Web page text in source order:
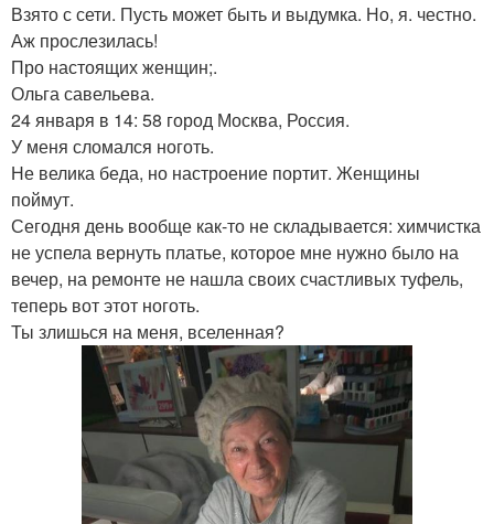
Взято с сети. Пусть может быть и выдумка. Но, я. честно.
Аж прослезилась!
Про настоящих женщин;.
Ольга савельева.
24 января в 14: 58 город Москва, Россия.
У меня сломался ноготь.
Не велика беда, но настроение портит. Женщины
поймут.
Сегодня день вообще как-то не складывается: химчистка
не успела вернуть платье, которое мне нужно было на
вечер, на ремонте не нашла своих счастливых туфель,
теперь вот этот ноготь.
Ты злишься на меня, вселенная?